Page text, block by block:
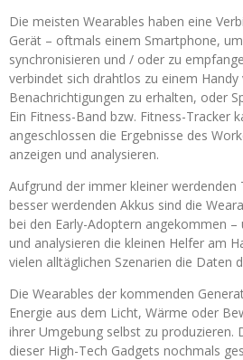
Die meisten Wearables haben eine
Gerät – oftmals einem Smartphone,
synchronisieren und / oder zu
verbindet sich drahtlos zu einem
Benachrichtigungen zu erhalten, oder
Ein Fitness-Band bzw. Fitness-Tracker
angeschlossen die Ergebnisse des
anzeigen und analysieren.
Aufgrund der immer kleiner werdenden
besser werdenden Akkus sind die
bei den Early-Adoptern angekommen
und analysieren die kleinen Helfer am
vielen alltäglichen Szenarien die Daten
Die Wearables der kommenden
Energie aus dem Licht, Wärme oder
ihrer Umgebung selbst zu produzieren.
dieser High-Tech Gadgets nochmals